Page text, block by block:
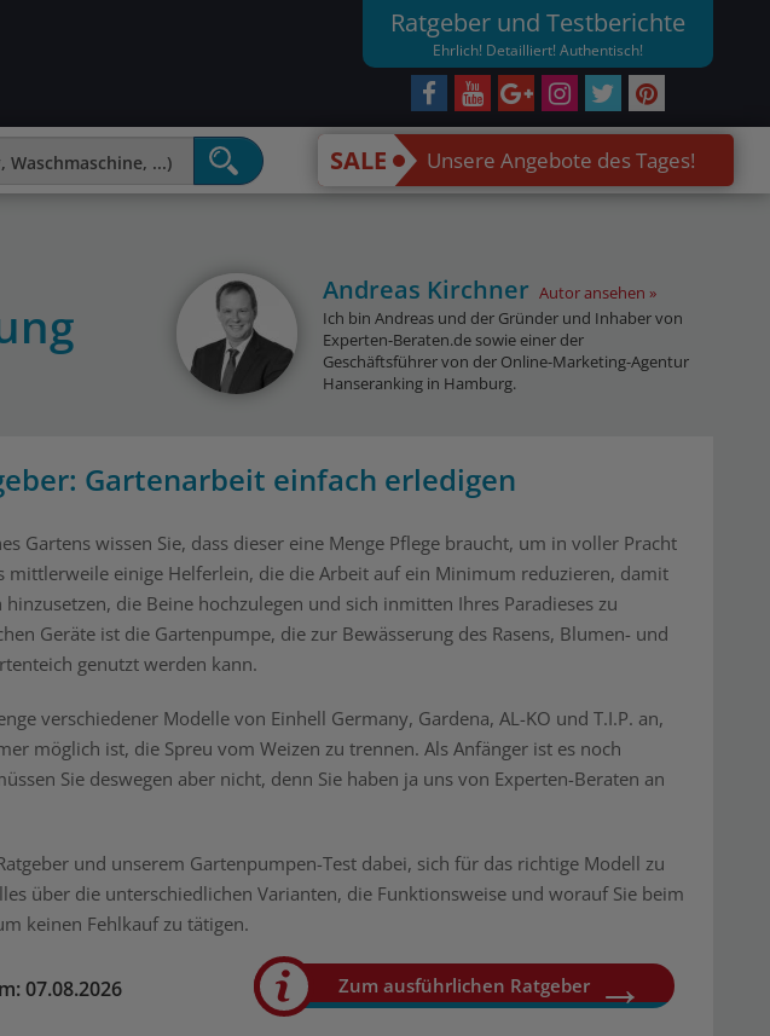
Ratgeber und Testberichte
Ehrlich! Detailliert! Authentisch!
SALE Unsere Angebote des Tages!
Andreas Kirchner Autor ansehen
Ich bin Andreas und der Gründer und Inhaber von
Experten-Beraten.de sowie einer der
Geschäftsführer von der Online-Marketing-Agentur
Hanseranking in Hamburg.
Gartenarbeit einfach erledigen
Gartens wissen Sie, dass dieser eine Menge Pflege braucht, um in voller Pracht
mittlerweile einige Helferlein, die die Arbeit auf ein Minimum reduzieren, damit
die Beine hochzulegen und sich inmitten Ihres Paradieses zu
Geräte ist die Gartenpumpe, die zur Bewässerung des Rasens, Blumen- und
genutzt werden kann.
verschiedener Modelle von Einhell Germany, Gardena, AL-KO und T.I.P. an,
möglich ist, die Spreu vom Weizen zu trennen. Als Anfänger ist es noch
Sie deswegen aber nicht, denn Sie haben ja uns von Experten-Beraten an
und unserem Gartenpumpen-Test dabei, sich für das richtige Modell zu
über die unterschiedlichen Varianten, die Funktionsweise und worauf Sie beim
keinen Fehlkauf zu tätigen.
07.08.2026 Zum ausführlichen Ratgeber